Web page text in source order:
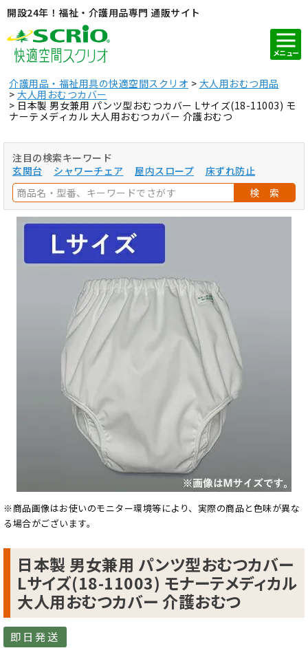
開設24年！福祉・介護用品専門 通販サイト
メニュー
介護用品・福祉用具の快適空間スクリオ
大人用おむつ用品
大人用おむつカバー
日本製 男女兼用 パンツ型おむつカバー Lサイズ(18-11003) モ
ナーテメディカル 大人用おむつカバー 介護おむつ
注目の検索キーワード
玄関台
シャワーチェア 屋内スロープ
床ずれ防止
検 索
※商品画像はお使いのモニター環境等により、実際の商品と色味が異な
る場合がございます。
日本製 男女兼用 パンツ型おむつカバー
Lサイズ(18-11003) モナーテメディカル
大人用おむつカバー 介護おむつ
即日発送